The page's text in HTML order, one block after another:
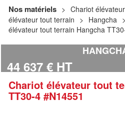
Nos matériels Chariot
élévateur tout terrain
Hangcha
élévateur tout terrain Hangcha
44 637 € HT
Chariot élévateur tout
TT30-4 #N14551